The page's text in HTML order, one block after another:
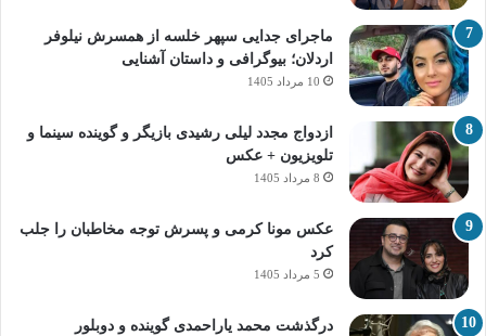
ماجرای جدایی سپهر خلسه از همسرش نیلوفر
اردلان؛ بیوگرافی و داستان آشنایی
10 مرداد 1405
ازدواج مجدد لیلی رشیدی بازیگر و گوینده سینما و
تلویزیون + عکس
8 مرداد 1405
عکس مونا کرمی و پسرش توجه مخاطبان را جلب
کرد
5 مرداد 1405
درگذشت محمد یاراحمدی گوینده و دوبلور